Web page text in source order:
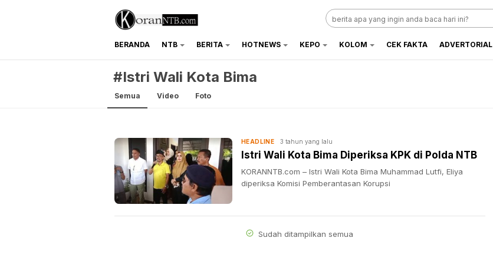
koranntb.com
BERANDA NTB BERITA HOTNEWS KEPO KOLOM CEK FAKTA ADVERTORIAL
#Istri Wali Kota Bima
Semua Video Foto
HEADLINE 3 tahun yang lalu
Istri Wali Kota Bima Diperiksa KPK di Polda NTB
KORANNTB.com – Istri Wali Kota Bima Muhammad Lutfi, Eliya
diperiksa Komisi Pemberantasan Korupsi
Sudah ditampilkan semua